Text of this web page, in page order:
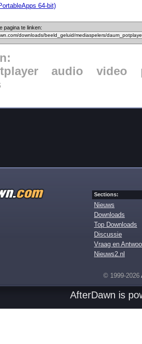
64-bit)
pagina te linken:
audio video
Sections:
Nieuws
Downloads
Top Downloads
Discussie
Vraag en
Nieuws2.nl
© 1999-2026
AfterDawn is